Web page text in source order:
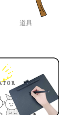
道具